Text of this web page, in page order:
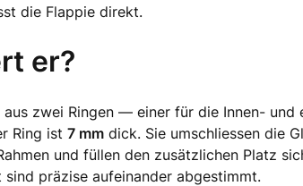
die Flappie direkt.
er?
zwei Ringen — einer für die Innen- und
Ring ist 7 mmdick. Sie umschliessen die
und füllen den zusätzlichen Platz
präzise aufeinander abgestimmt.